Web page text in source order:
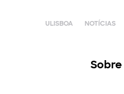
ULISBOA NOTÍCIAS
Sobre